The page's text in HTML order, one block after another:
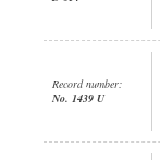
Record number:
No. 1439 U